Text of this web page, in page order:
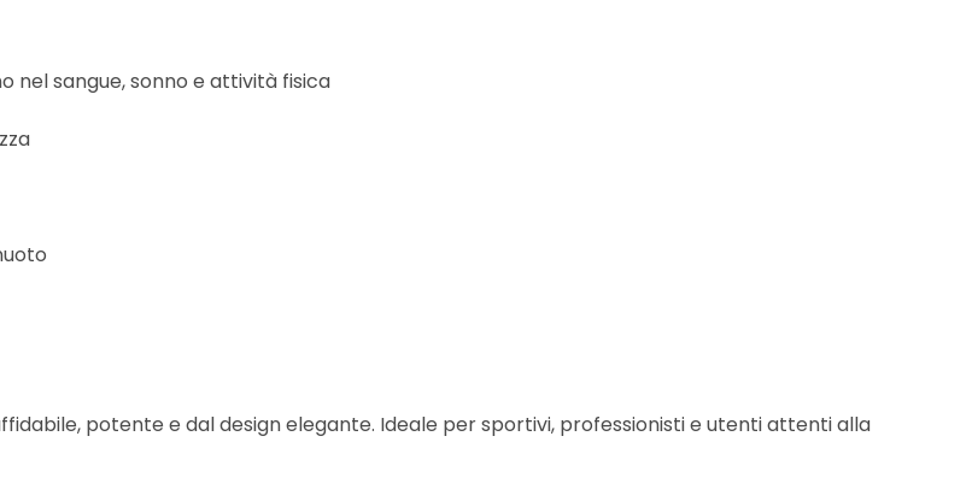
nel sangue, sonno e attività fisica
potente e dal design elegante. Ideale per sportivi, professionisti e utenti attenti alla